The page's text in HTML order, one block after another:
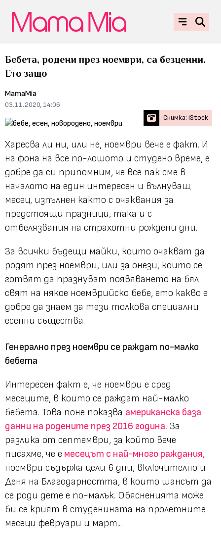
Бебета, родени през ноември, са безценни.
Ето защо
MamaMia
03.11.2020, 14:06
Снимка: iStock
Харесва ли ни, или не, ноември вече е факт. И
на фона на все по-лошото и студено време, e
добре да си припомним, че все пак сме в
началото на един интересен и вълнуващ
месец, изпълнен както с очаквания за
предстоящи празници, така и с
отбелязвания на страхотни рождени дни.
За всички бъдещи майки, които очакват да
родят през ноември, или за онези, които се
готвят да празнуват появяването на бял
свят на някое ноемврийско бебе, ето какво е
добре да знаем за тези толкова специални
есенни същества.
Генерално през ноември се раждат по-малко
бебета
Интересен факт е, че ноември е сред
месеците, в които се раждат най-малко
бебета. Това поне показва американска база
данни на родените през 2016 година. За
разлика от септември, за който вече
писахме, че е месецът с най-много раждания,
ноември съдържа цели 6 дни, включително и
Деня на Благодарността, в които шансът да
се роди дете е по-малък. Обясненията може
би се крият в студенината на пролетните
месеци февруари и март...